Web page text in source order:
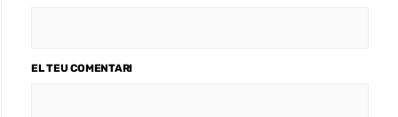
EL TEU COMENTARI